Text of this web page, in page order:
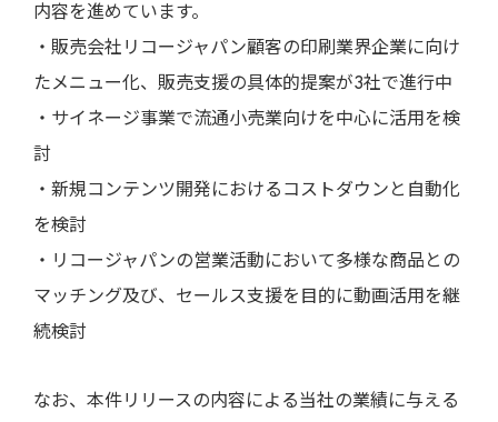
内容を進めています。
・販売会社リコージャパン顧客の印刷業界企業に向け
たメニュー化、販売支援の具体的提案が3社で進行中
・サイネージ事業で流通小売業向けを中心に活用を検
討
・新規コンテンツ開発におけるコストダウンと自動化
を検討
・リコージャパンの営業活動において多様な商品との
マッチング及び、セールス支援を目的に動画活用を継
続検討
なお、本件リリースの内容による当社の業績に与える